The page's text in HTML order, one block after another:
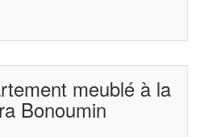
meublé à la
Bonoumin